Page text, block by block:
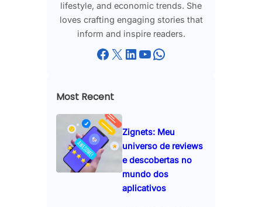
lifestyle, and economic trends. She
loves crafting engaging stories that
inform and inspire readers.
Facebook X LinkedIn YouTube WhatsApp
Most Recent
Zignets: Meu
universo de reviews
e descobertas no
mundo dos
aplicativos